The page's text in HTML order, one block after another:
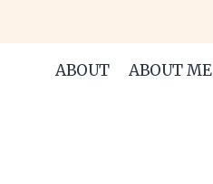
content
ABOUT ABOUT ME